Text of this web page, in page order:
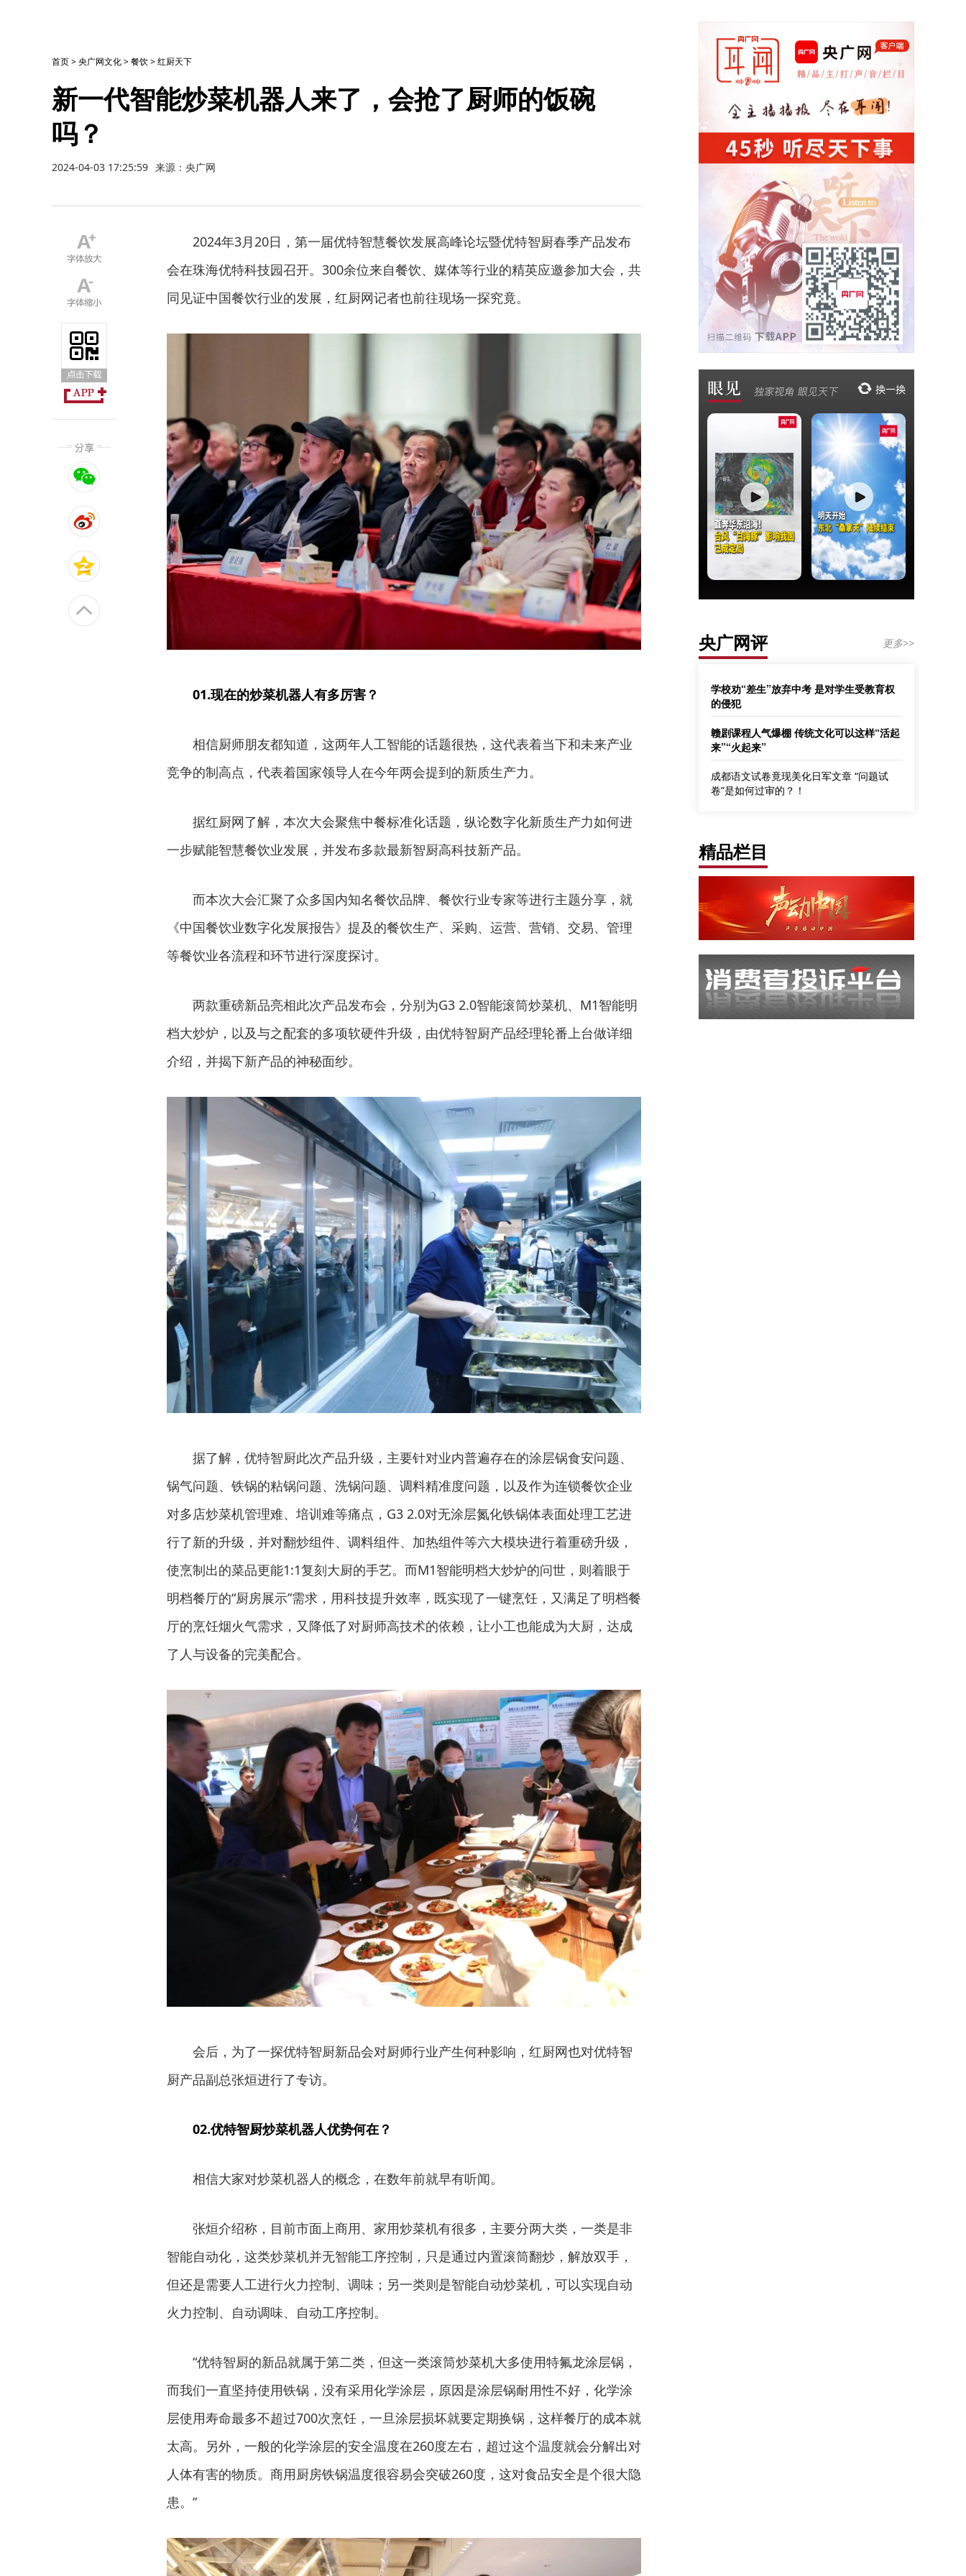
首页>央广网文化>餐饮>红厨天下
新一代智能炒菜机器人来了，会抢了厨师的饭碗
吗？
2024-04-03 17:25:59 来源：央广网
2024年3月20日，第一届优特智慧餐饮发展高峰论坛暨优特智厨春季产品发布
会在珠海优特科技园召开。300余位来自餐饮、媒体等行业的精英应邀参加大会，共
同见证中国餐饮行业的发展，红厨网记者也前往现场一探究竟。
01.现在的炒菜机器人有多厉害？
相信厨师朋友都知道，这两年人工智能的话题很热，这代表着当下和未来产业
竞争的制高点，代表着国家领导人在今年两会提到的新质生产力。
据红厨网了解，本次大会聚焦中餐标准化话题，纵论数字化新质生产力如何进
一步赋能智慧餐饮业发展，并发布多款最新智厨高科技新产品。
而本次大会汇聚了众多国内知名餐饮品牌、餐饮行业专家等进行主题分享，就
《中国餐饮业数字化发展报告》提及的餐饮生产、采购、运营、营销、交易、管理
等餐饮业各流程和环节进行深度探讨。
两款重磅新品亮相此次产品发布会，分别为G3 2.0智能滚筒炒菜机、M1智能明
档大炒炉，以及与之配套的多项软硬件升级，由优特智厨产品经理轮番上台做详细
介绍，并揭下新产品的神秘面纱。
据了解，优特智厨此次产品升级，主要针对业内普遍存在的涂层锅食安问题、
锅气问题、铁锅的粘锅问题、洗锅问题、调料精准度问题，以及作为连锁餐饮企业
对多店炒菜机管理难、培训难等痛点，G3 2.0对无涂层氮化铁锅体表面处理工艺进
行了新的升级，并对翻炒组件、调料组件、加热组件等六大模块进行着重磅升级，
使烹制出的菜品更能1:1复刻大厨的手艺。而M1智能明档大炒炉的问世，则着眼于
明档餐厅的“厨房展示”需求，用科技提升效率，既实现了一键烹饪，又满足了明档餐
厅的烹饪烟火气需求，又降低了对厨师高技术的依赖，让小工也能成为大厨，达成
了人与设备的完美配合。
会后，为了一探优特智厨新品会对厨师行业产生何种影响，红厨网也对优特智
厨产品副总张烜进行了专访。
02.优特智厨炒菜机器人优势何在？
相信大家对炒菜机器人的概念，在数年前就早有听闻。
张烜介绍称，目前市面上商用、家用炒菜机有很多，主要分两大类，一类是非
智能自动化，这类炒菜机并无智能工序控制，只是通过内置滚筒翻炒，解放双手，
但还是需要人工进行火力控制、调味；另一类则是智能自动炒菜机，可以实现自动
火力控制、自动调味、自动工序控制。
“优特智厨的新品就属于第二类，但这一类滚筒炒菜机大多使用特氟龙涂层锅，
而我们一直坚持使用铁锅，没有采用化学涂层，原因是涂层锅耐用性不好，化学涂
层使用寿命最多不超过700次烹饪，一旦涂层损坏就要定期换锅，这样餐厅的成本就
太高。另外，一般的化学涂层的安全温度在260度左右，超过这个温度就会分解出对
人体有害的物质。商用厨房铁锅温度很容易会突破260度，这对食品安全是个很大隐
患。”
央广网评 更多>>
学校劝“差生”放弃中考 是对学生受教育权
的侵犯
赣剧课程人气爆棚 传统文化可以这样“活起
来”“火起来”
成都语文试卷竟现美化日军文章 “问题试
卷”是如何过审的？！
精品栏目